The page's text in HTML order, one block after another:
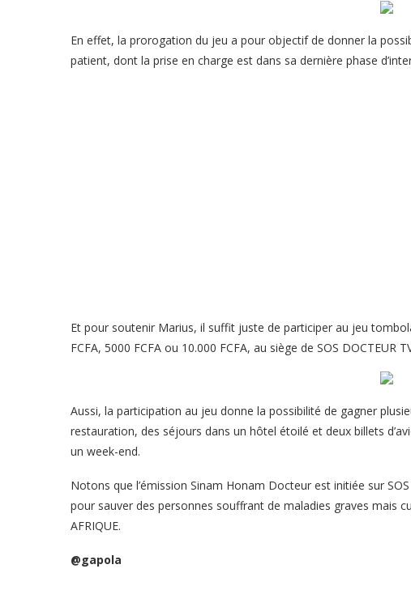
En effet, la prorogation du jeu a pour objectif de donner la
patient, dont la prise en charge est dans sa dernière phase
Et pour soutenir Marius, il suffit juste de participer au jeu
FCFA, 5000 FCFA ou 10.000 FCFA, au siège de SOS DOCTEUR
Aussi, la participation au jeu donne la possibilité de gagner
restauration, des séjours dans un hôtel étoilé et deux billets
un week-end.
Notons que l’émission Sinam Honam Docteur est initiée sur
pour sauver des personnes souffrant de maladies graves mais
AFRIQUE.
@gapola